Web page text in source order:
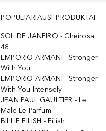
POPULIARIAUSI PRODUKTAI
SOL DE JANEIRO - Cheirosa
48
EMPORIO ARMANI - Stronger
With You
EMPORIO ARMANI - Stronger
With You Intensely
JEAN PAUL GAULTIER - Le
Male Le Parfum
BILLIE EILISH - Eilish